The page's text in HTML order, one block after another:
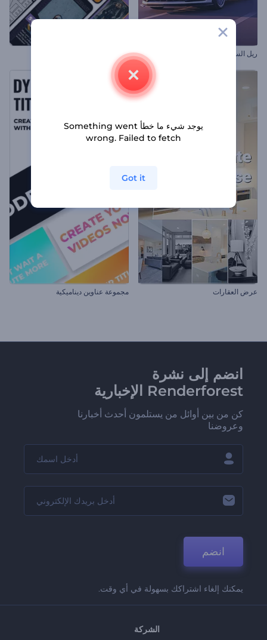
ريل السيارات فائقة السرعة ريلز عروض الجمعة البيضاء
عرض العقارات مجموعة عناوين ديناميكية
انضم إلى نشرة
Renderforest الإخبارية
كن من بين أوائل من يستلمون أحدث أخبارنا
وعروضنا
انضم
يمكنك إلغاء اشتراكك بسهولة في أي وقت.
الشركة
يوجد شيء ما خطأ Something went
wrong. Failed to fetch
Got it